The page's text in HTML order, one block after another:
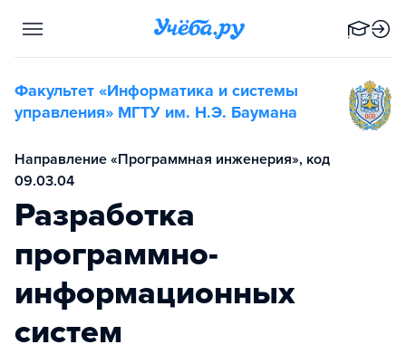
Факультет «Информатика и системы
управления» МГТУ им. Н.Э. Баумана
Направление «Программная инженерия», код
09.03.04
Разработка
программно-
информационных
систем